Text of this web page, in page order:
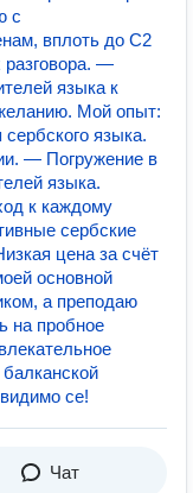
с
вплоть до С2
—
языка к
Mой oпыт:
языкa.
— Погpужение в
языка.
к каждому
сербские
цена за счёт
основной
а преподаю
на пробное
се!
Чат